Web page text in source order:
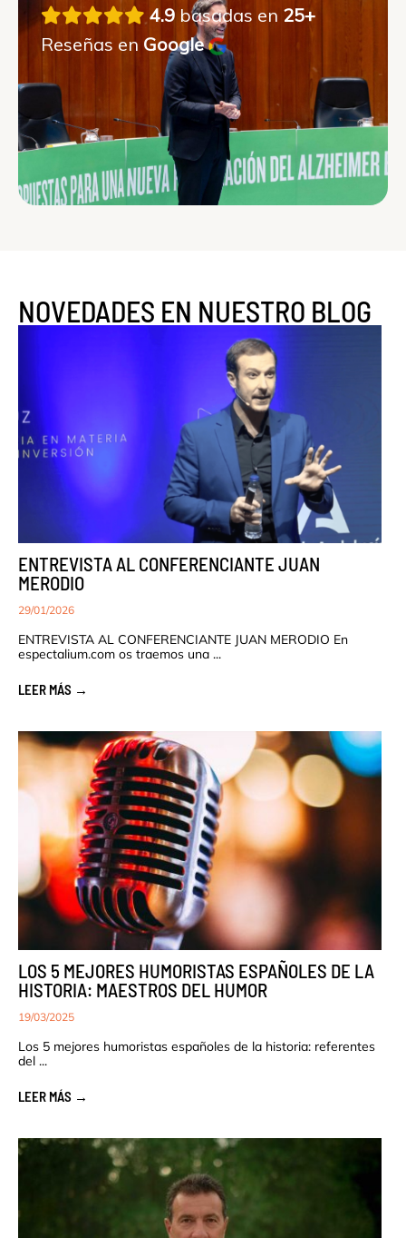
4.9 basadas en 25+
Reseñas en Google
NOVEDADES EN NUESTRO BLOG
ENTREVISTA AL CONFERENCIANTE JUAN
MERODIO
29/01/2026
ENTREVISTA AL CONFERENCIANTE JUAN MERODIO En
espectalium.com os traemos una ...
LEER MÁS →
LOS 5 MEJORES HUMORISTAS ESPAÑOLES DE LA
HISTORIA: MAESTROS DEL HUMOR
19/03/2025
Los 5 mejores humoristas españoles de la historia: referentes
del ...
LEER MÁS →